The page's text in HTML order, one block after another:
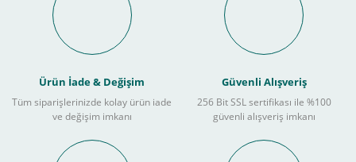
Ürün İade & Değişim
Tüm siparişlerinizde kolay ürün iade
ve değişim imkanı
Güvenli Alışveriş
256 Bit SSL sertifikası ile %100
güvenli alışveriş imkanı